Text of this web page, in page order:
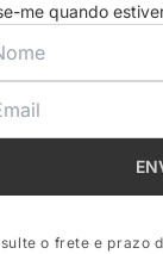
me quando
o frete e prazo